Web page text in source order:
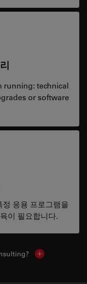
running: technical
or software
응용 프로그램을
이 필요합니다.
Show local